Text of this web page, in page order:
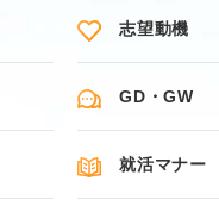
志望動機
GD・GW
就活マナー